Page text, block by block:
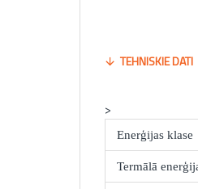
TEHNISKIE DATI
>
Enerģijas klase
Termālā